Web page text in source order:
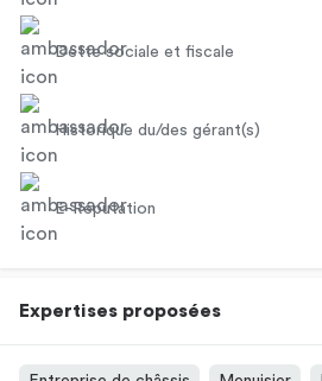
Dette sociale et fiscale
Historique du/des gérant(s)
E-Réputation
Expertises proposées